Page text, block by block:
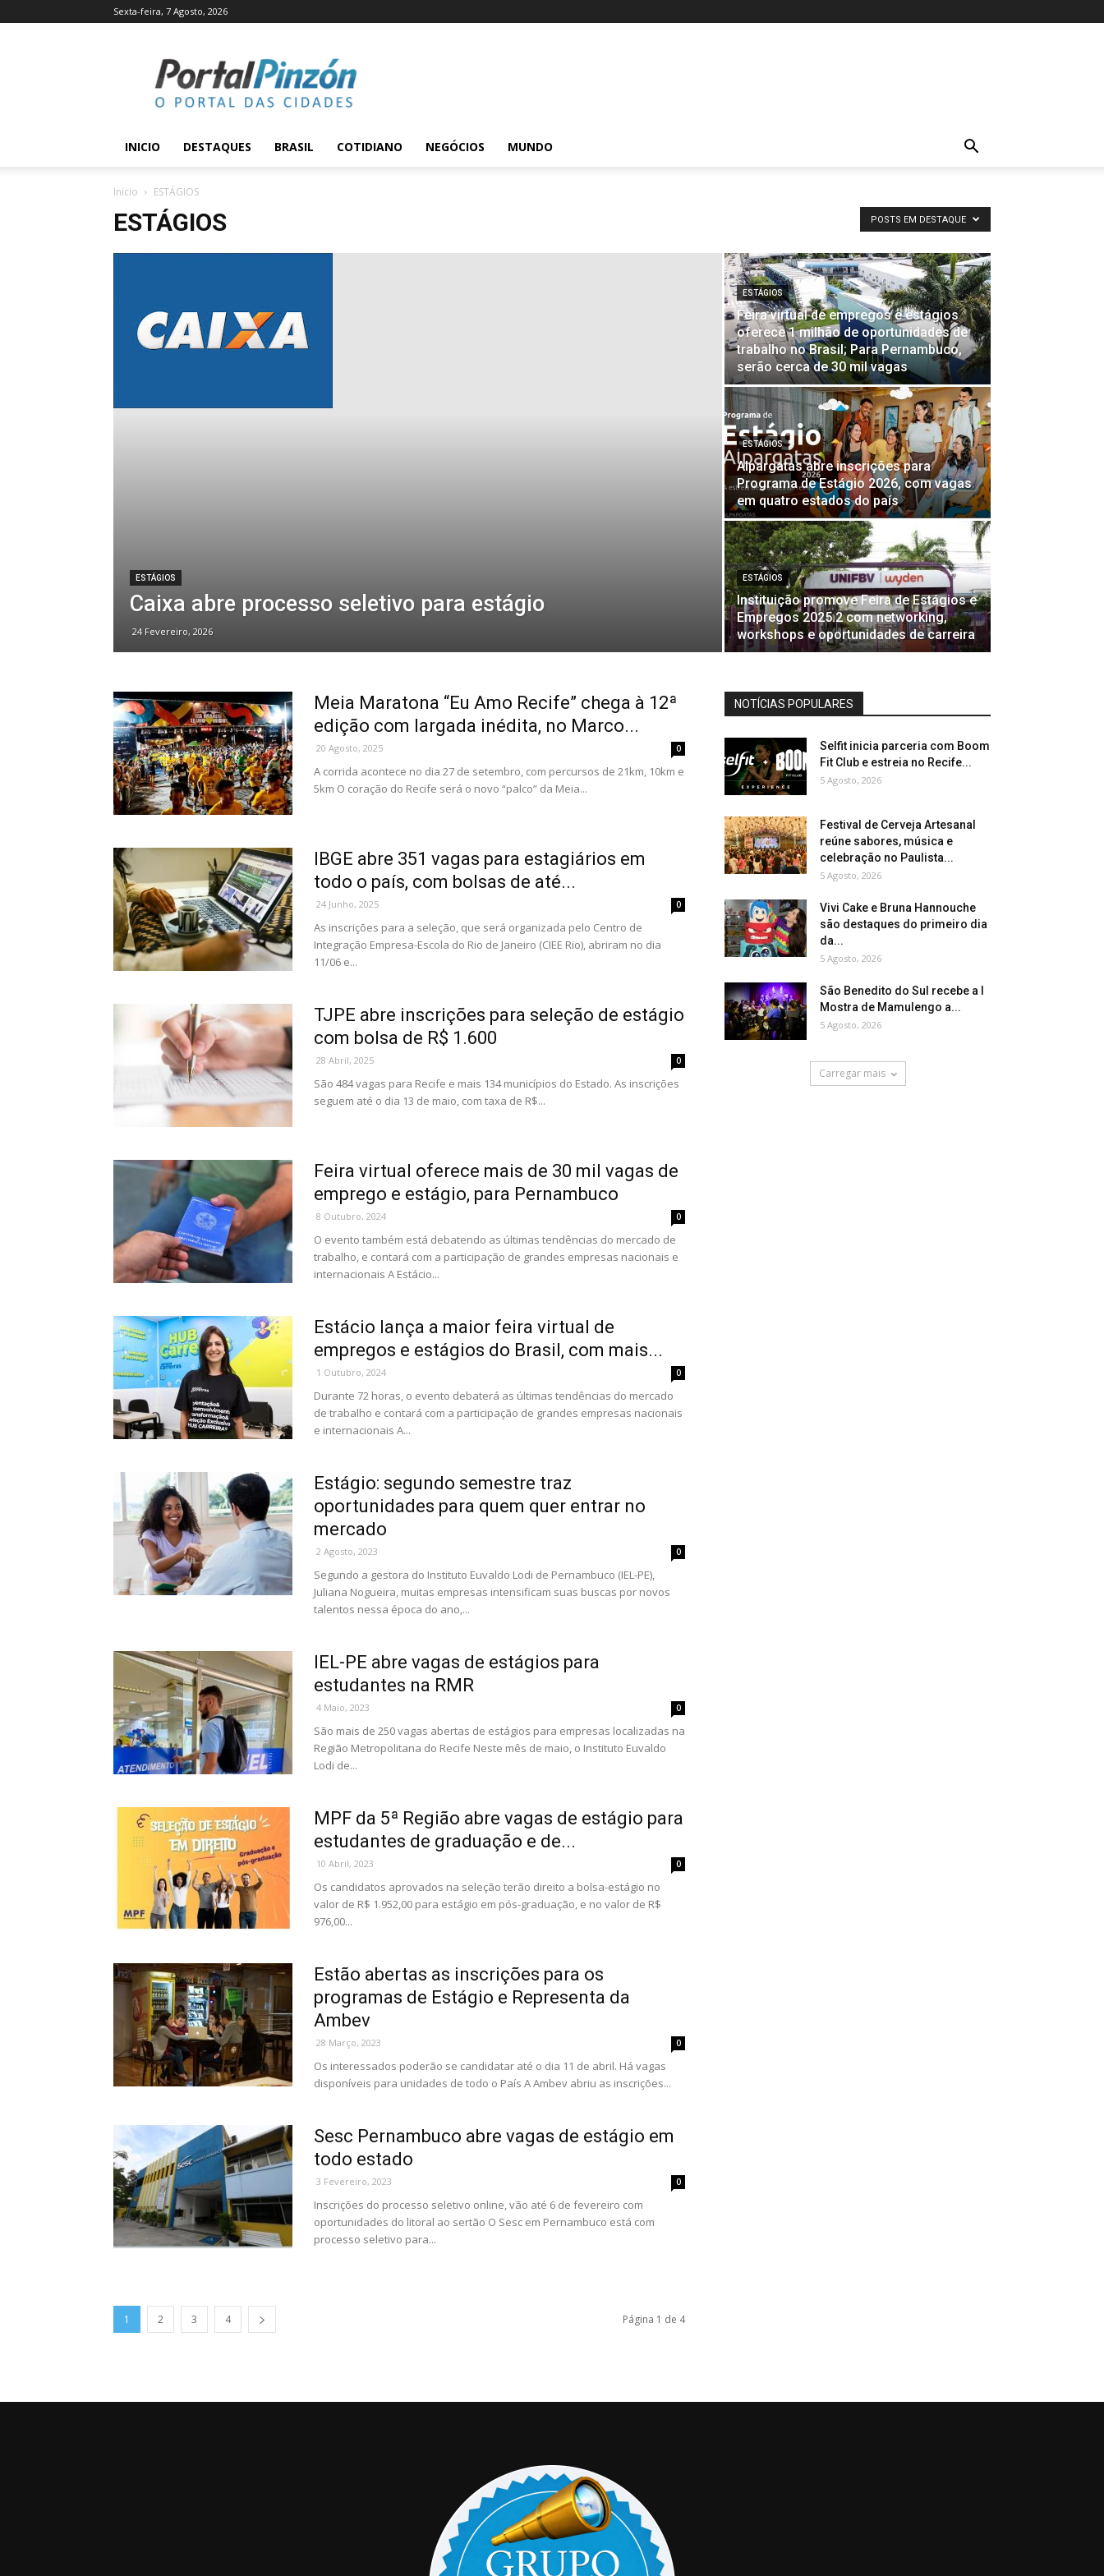
Sexta-feira, 7 Agosto, 2026
Pinzón
INICIO DESTAQUES BRASIL COTIDIANO NEGÓCIOS MUNDO
Inicio ESTÁGIOS
ESTÁGIOS POSTS EM DESTAQUE
ESTÁGIOS
Caixa abre processo seletivo para estágio
24 Fevereiro, 2026
ESTÁGIOS
Feira virtual de empregos e estágios
oferece 1 milhão de oportunidades de
trabalho no Brasil; Para Pernambuco,
serão cerca de 30 mil vagas
ESTÁGIOS
Alpargatas abre inscrições para
Programa de Estágio 2026, com vagas
em quatro estados do país
ESTÁGIOS
Instituição promove Feira de Estágios e
Empregos 2025.2 com networking,
workshops e oportunidades de carreira
Meia Maratona “Eu Amo Recife” chega à 12ª
edição com largada inédita, no Marco...
20 Agosto, 2025 0
A corrida acontece no dia 27 de setembro, com percursos de 21km, 10km e
5km O coração do Recife será o novo “palco” da Meia...
IBGE abre 351 vagas para estagiários em
todo o país, com bolsas de até...
24 Junho, 2025 0
As inscrições para a seleção, que será organizada pelo Centro de
Integração Empresa-Escola do Rio de Janeiro (CIEE Rio), abriram no dia
11/06 e...
TJPE abre inscrições para seleção de estágio
com bolsa de R$ 1.600
28 Abril, 2025 0
São 484 vagas para Recife e mais 134 municípios do Estado. As inscrições
seguem até o dia 13 de maio, com taxa de R$...
Feira virtual oferece mais de 30 mil vagas de
emprego e estágio, para Pernambuco
8 Outubro, 2024 0
O evento também está debatendo as últimas tendências do mercado de
trabalho, e contará com a participação de grandes empresas nacionais e
internacionais A Estácio...
Estácio lança a maior feira virtual de
empregos e estágios do Brasil, com mais...
1 Outubro, 2024 0
Durante 72 horas, o evento debaterá as últimas tendências do mercado
de trabalho e contará com a participação de grandes empresas nacionais
e internacionais A...
Estágio: segundo semestre traz
oportunidades para quem quer entrar no
mercado
2 Agosto, 2023 0
Segundo a gestora do Instituto Euvaldo Lodi de Pernambuco (IEL-PE),
Juliana Nogueira, muitas empresas intensificam suas buscas por novos
talentos nessa época do ano,...
IEL-PE abre vagas de estágios para
estudantes na RMR
4 Maio, 2023 0
São mais de 250 vagas abertas de estágios para empresas localizadas na
Região Metropolitana do Recife Neste mês de maio, o Instituto Euvaldo
Lodi de...
MPF da 5ª Região abre vagas de estágio para
estudantes de graduação e de...
10 Abril, 2023 0
Os candidatos aprovados na seleção terão direito a bolsa-estágio no
valor de R$ 1.952,00 para estágio em pós-graduação, e no valor de R$
976,00...
Estão abertas as inscrições para os
programas de Estágio e Representa da
Ambev
28 Março, 2023 0
Os interessados poderão se candidatar até o dia 11 de abril. Há vagas
disponíveis para unidades de todo o País A Ambev abriu as inscrições...
Sesc Pernambuco abre vagas de estágio em
todo estado
3 Fevereiro, 2023 0
Inscrições do processo seletivo online, vão até 6 de fevereiro com
oportunidades do litoral ao sertão O Sesc em Pernambuco está com
processo seletivo para...
1 2 3 4 Página 1 de 4
NOTÍCIAS POPULARES
Selfit inicia parceria com Boom
Fit Club e estreia no Recife...
5 Agosto, 2026
Festival de Cerveja Artesanal
reúne sabores, música e
celebração no Paulista...
5 Agosto, 2026
Vivi Cake e Bruna Hannouche
são destaques do primeiro dia
da...
5 Agosto, 2026
São Benedito do Sul recebe a I
Mostra de Mamulengo a...
5 Agosto, 2026
Carregar mais